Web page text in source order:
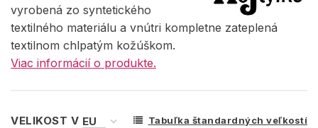
vyrobená zo syntetického
textilného materiálu a vnútri kompletne zateplená
textilnom chlpatým kožúškom.
Viac informácií o produkte.
VELIKOST V Tabuľka štandardných veľkostí